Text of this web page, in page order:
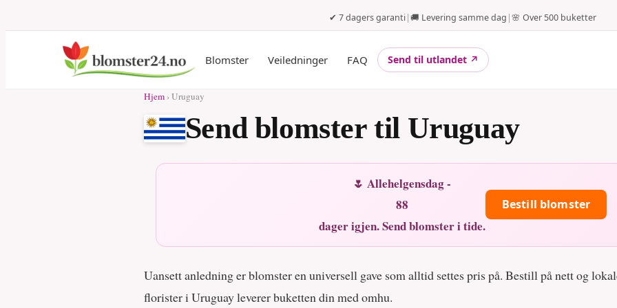
✔ 7 dagers garanti|🚚 Levering samme dag |🌸 Over 500 buketter
Blomster Veiledninger FAQ Send til utlandet ↗
Hjem › Uruguay
Send blomster til Uruguay
🌷 Allehelgensdag -
88
dager igjen. Send blomster i tide.
Bestill blomster
Uansett anledning er blomster en universell gave som alltid settes pris på. Bestill på nett og
florister i Uruguay leverer buketten din med omhu.